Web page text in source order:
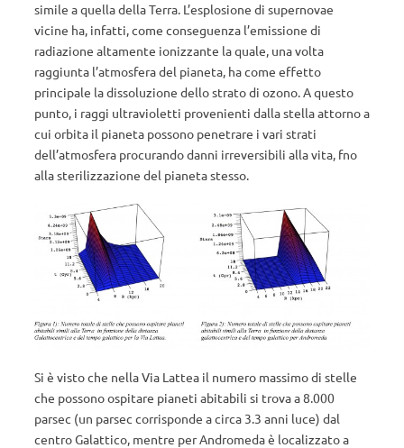
simile a quella della Terra. L’esplosione di supernovae
vicine ha, infatti, come conseguenza l’emissione di
radiazione altamente ionizzante la quale, una volta
raggiunta l’atmosfera del pianeta, ha come effetto
principale la dissoluzione dello strato di ozono. A questo
punto, i raggi ultravioletti provenienti dalla stella attorno a
cui orbita il pianeta possono penetrare i vari strati
dell’atmosfera procurando danni irreversibili alla vita, fno
alla sterilizzazione del pianeta stesso.
Si è visto che nella Via Lattea il numero massimo di stelle
che possono ospitare pianeti abitabili si trova a 8.000
parsec (un parsec corrisponde a circa 3.3 anni luce) dal
centro Galattico, mentre per Andromeda è localizzato a